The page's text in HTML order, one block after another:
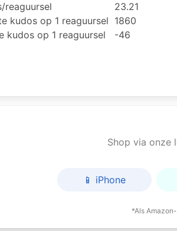
reaguursel
23.21
kudos op 1 reaguursel 1860
kudos op 1 reaguursel
-46
Shop via onze
📱 iPhone
*Als